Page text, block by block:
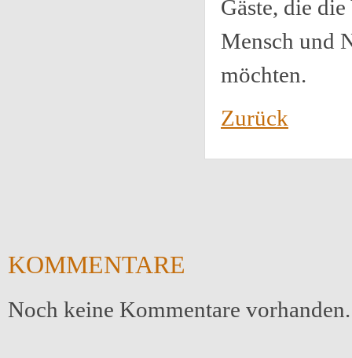
Gäste, die
Mensch und
möchten.
Zurück
KOMMENTARE
Noch keine Kommentare vorhanden.